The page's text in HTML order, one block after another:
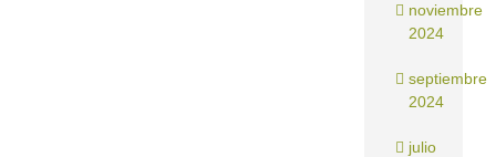
noviembre
2024
septiembre
2024
julio